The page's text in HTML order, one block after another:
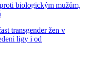
biologickým mužům,
transgender žen v
ligy i od